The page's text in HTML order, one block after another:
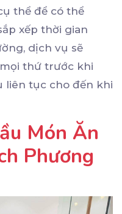
thể để có thể
xếp thời gian
dịch vụ sẽ
thứ trước khi
liên tục cho đến khi
Món Ăn
Phương